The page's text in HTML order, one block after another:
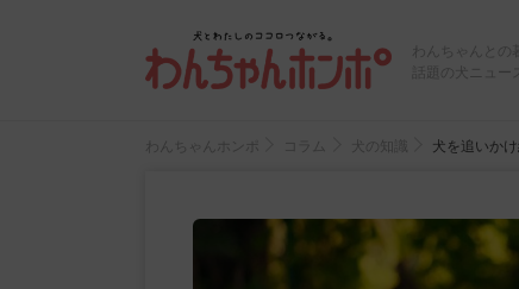
わんちゃんと
話題の犬ニュー
わんちゃんホンポ コラム 犬の知識 犬を追いか